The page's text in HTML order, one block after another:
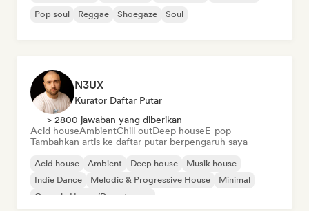
Pop soul
Reggae Shoegaze Soul
N3UX
Kurator Daftar Putar
> 2800 jawaban yang diberikan
Acid houseAmbientChill outDeep houseE-pop
Tambahkan artis ke daftar putar berpengaruh saya
Acid house Ambient Deep house
Musik house
Indie Dance
Melodic & Progressive House
Minimal
Organic House/Downtempo